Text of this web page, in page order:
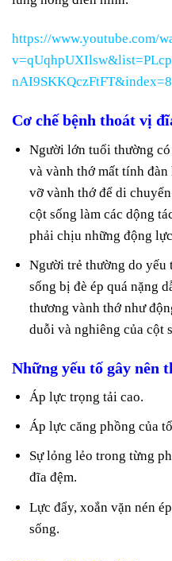
https://www.youtube.com/
nAI9SKKQczFtFT&index=8
Cơ chế bệnh thoát vị
Người lớn tuổi thường
và vành thớ mất tính
vỡ vành thớ để di
cột sống làm các dộng
phải chịu những động
Người trẻ thường do yếu
sống bị đè ép quá nặng
thương vành thớ như
duỗi và nghiêng của cột
Những yếu tố gây nên
Áp lực trọng tải cao.
Áp lực căng phồng của
Sự lỏng lẻo trong từng
đĩa đệm.
Lực đẩy, xoắn vặn nén
sống.